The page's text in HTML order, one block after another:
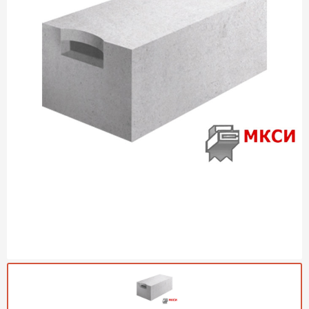
Газобетон (ЕвроАэроБетон)
ПЕРЕЙТИ
Газобетон Могилевский КСИ
Газосиликат
Газобетон ЛСР
Газобетон Poritep
Газобетон ВКБлок